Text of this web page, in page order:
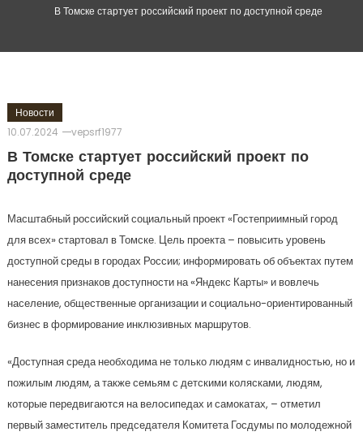
В Томске стартует российский проект по доступной среде
Новости
10.07.2024
vepsrf1977
В Томске стартует российский проект по
доступной среде
Масштабный российский социальный проект «Гостеприимный город
для всех» стартовал в Томске. Цель проекта – повысить уровень
доступной среды в городах России; информировать об объектах путем
нанесения признаков доступности на «Яндекс Карты» и вовлечь
население, общественные организации и социально-ориентированный
бизнес в формирование инклюзивных маршрутов.
«Доступная среда необходима не только людям с инвалидностью, но и
пожилым людям, а также семьям с детскими колясками, людям,
которые передвигаются на велосипедах и самокатах, – отметил
первый заместитель председателя Комитета Госдумы по молодежной